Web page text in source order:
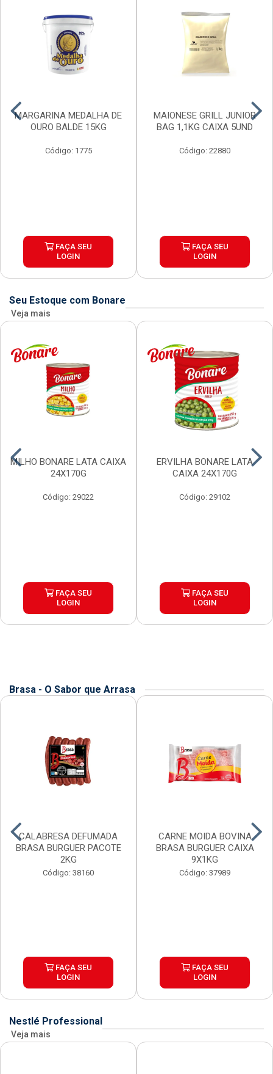
MARGARINA MEDALHA DE
OURO BALDE 15KG
Código: 1775
FAÇA SEU
LOGIN
MAIONESE GRILL JUNIOR
BAG 1,1KG CAIXA 5UND
Código: 22880
FAÇA SEU
LOGIN
Seu Estoque com Bonare
Veja mais
MILHO BONARE LATA CAIXA
24X170G
Código: 29022
FAÇA SEU
LOGIN
ERVILHA BONARE LATA
CAIXA 24X170G
Código: 29102
FAÇA SEU
LOGIN
Brasa - O Sabor que Arrasa
CALABRESA DEFUMADA
BRASA BURGUER PACOTE
2KG
Código: 38160
FAÇA SEU
LOGIN
CARNE MOIDA BOVINA
BRASA BURGUER CAIXA
9X1KG
Código: 37989
FAÇA SEU
LOGIN
Nestlé Professional
Veja mais